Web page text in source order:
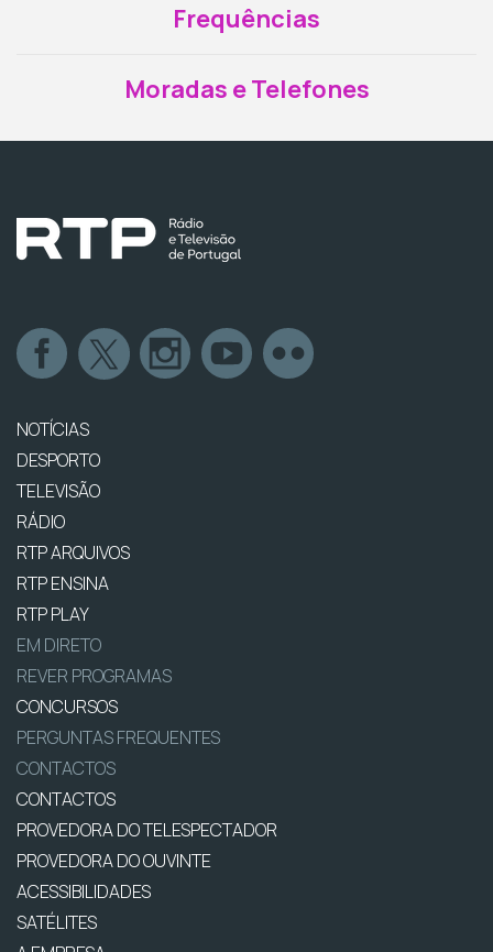
Frequências
Moradas e Telefones
NOTÍCIAS
DESPORTO
TELEVISÃO
RÁDIO
RTP ARQUIVOS
RTP ENSINA
RTP PLAY
EM DIRETO
REVER PROGRAMAS
CONCURSOS
PERGUNTAS FREQUENTES
CONTACTOS
CONTACTOS
PROVEDORA DO TELESPECTADOR
PROVEDORA DO OUVINTE
ACESSIBILIDADES
SATÉLITES